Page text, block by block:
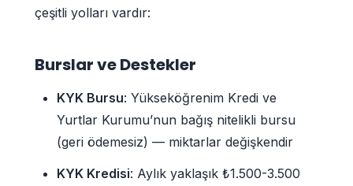
çeşitli yolları vardır:
Burslar ve Destekler
KYK Bursu: Yükseköğrenim Kredi ve
Yurtlar Kurumu’nun bağış nitelikli bursu
(geri ödemesiz) — miktarlar değişkendir
KYK Kredisi: Aylık yaklaşık ₺1.500-3.500